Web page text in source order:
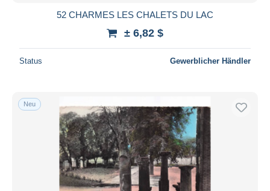
52 CHARMES LES CHALETS DU LAC
± 6,82 $
Status Gewerblicher Händler
Neu